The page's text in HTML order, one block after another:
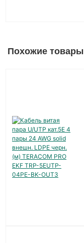
Похожие товары